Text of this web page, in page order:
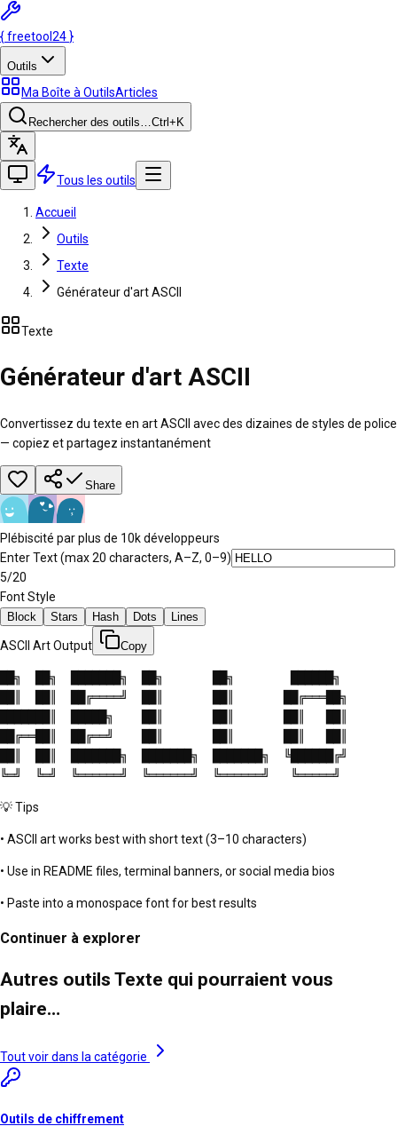
{freetool 24 }
Outils
Ma Boîte à OutilsArticles
Rechercher des outils…Ctrl +K
Tous les outils
Accueil
Outils
Texte
Générateur d'art ASCII
Texte
Générateur d'art ASCII
Convertissez du texte en art ASCII avec des dizaines de styles de police
— copiez et partagez instantanément
Share
Plébiscité par plus de 10k développeurs
Enter Text(max 20 characters, A–Z, 0–9)
5/20
Font Style
Block Stars Hash Dots Lines
ASCII Art Output Copy
██╗  ██╗  ███████╗  ██╗       ██╗        ██████╗
██║  ██║  ██╔════╝  ██║       ██║       ██╔═══██╗
███████║  █████╗    ██║       ██║       ██║   ██║
██╔══██║  ██╔══╝    ██║       ██║       ██║   ██║
██║  ██║  ███████╗  ███████╗  ███████╗  ╚██████╔╝
╚═╝  ╚═╝  ╚══════╝  ╚══════╝  ╚══════╝   ╚═════╝
💡 Tips
• ASCII art works best with short text (3–10 characters)
• Use in README files, terminal banners, or social media bios
• Paste into a monospace font for best results
Continuer à explorer
Autres outils Texte qui pourraient vous
plaire…
Tout voir dans la catégorie
Outils de chiffrement